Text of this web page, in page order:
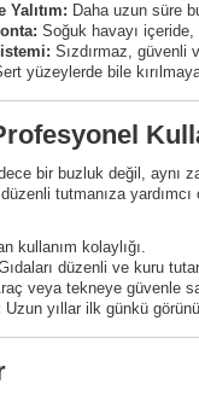
Yalıtım: Daha uzun süre
Soğuk havayı içeride,
Sızdırmaz, güvenli
yüzeylerde bile
bir buzluk değil, aynı
tutmanıza
kullanım kolaylığı.
düzenli ve kuru
veya tekneye güvenle
Uzun yıllar ilk günkü